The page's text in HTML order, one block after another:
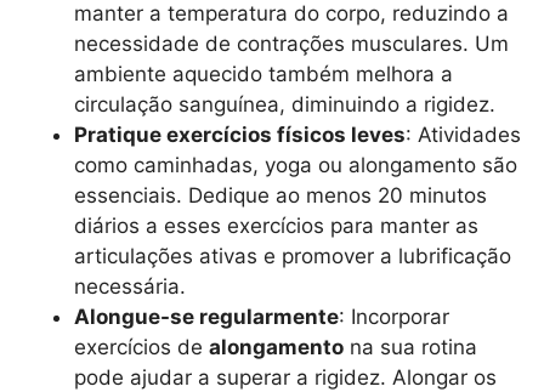
manter a temperatura do corpo, reduzindo a
necessidade de contrações musculares. Um
ambiente aquecido também melhora a
circulação sanguínea, diminuindo a rigidez.
Pratique exercícios físicos leves: Atividades
como caminhadas, yoga ou alongamento são
essenciais. Dedique ao menos 20 minutos
diários a esses exercícios para manter as
articulações ativas e promover a lubrificação
necessária.
Alongue-se regularmente: Incorporar
exercícios de alongamento na sua rotina
pode ajudar a superar a rigidez. Alongar os